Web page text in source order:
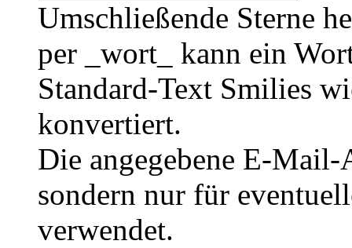
Umschließende Sterne
per _wort_ kann ein
Standard-Text Smilies
konvertiert.
Die angegebene E-
sondern nur für
verwendet.